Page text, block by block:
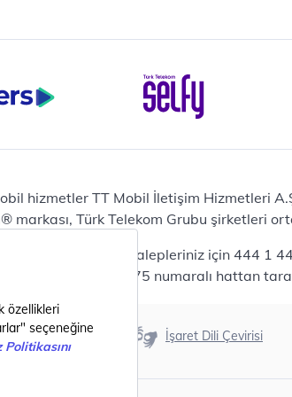
Casper Nirvana C370
Notebook
Ev Telefonu
Panasonic TGB610
Modem ve Wi-Fi
Zyxel DX3300 Wi-Fi 6
Premium VDSL Modem
Samsung Buds2 Pro
Samsung Galaxy Watch 6
hizmetler TT Mobil İletişim Hizmetleri
markası, Türk Telekom Grubu şirketleri
mobil bireysel talepleriniz için 444
için 444 0375 numaralı hattan
Erişilebilirlik İşaret Dili Çevirisi